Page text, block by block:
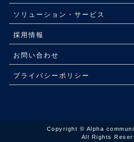
ソリューション・サービス
採用情報
お問い合わせ
プライバシーポリシー
Copyright © Alpha
All Rights